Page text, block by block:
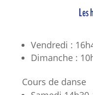
Les
Vendredi :
Dimanche :
Cours de danse